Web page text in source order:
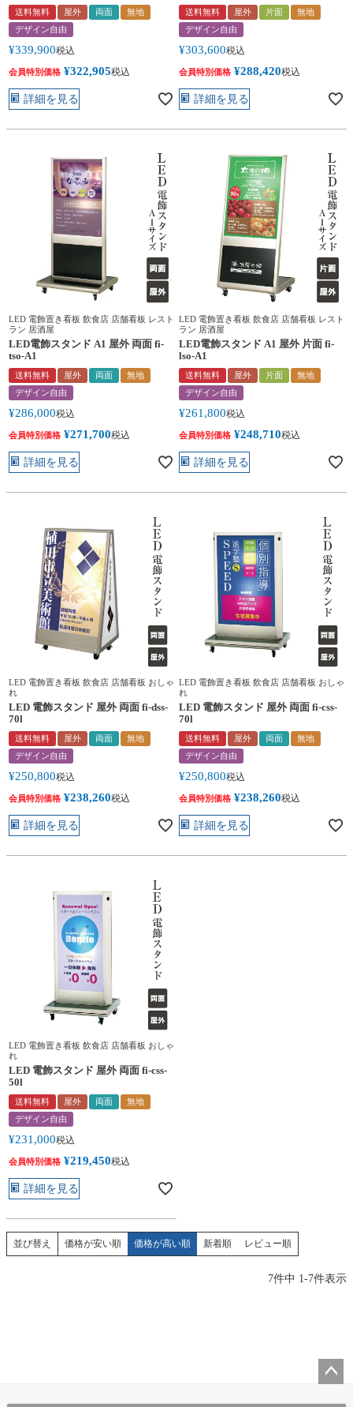
送料無料 屋外 両面
無地
デザイン自由
¥339,900税込
会員特別価格 ¥322,905税込
詳細を見る
送料無料 屋外 片面
無地
デザイン自由
¥303,600税込
会員特別価格 ¥288,420税込
詳細を見る
LED 電飾置き看板 飲食店 店舗看板 レスト
ラン 居酒屋
LED電飾スタンド A1 屋外 両面 fi-
tso-A1
送料無料 屋外 両面
無地
デザイン自由
¥286,000税込
会員特別価格 ¥271,700税込
詳細を見る
LED 電飾置き看板 飲食店 店舗看板 レスト
ラン 居酒屋
LED電飾スタンド A1 屋外 片面 fi-
lso-A1
送料無料 屋外 片面
無地
デザイン自由
¥261,800税込
会員特別価格 ¥248,710税込
詳細を見る
LED 電飾置き看板 飲食店 店舗看板 おしゃ
れ
LED 電飾スタンド 屋外 両面 fi-dss-
70l
送料無料 屋外 両面
無地
デザイン自由
¥250,800税込
会員特別価格 ¥238,260税込
詳細を見る
LED 電飾置き看板 飲食店 店舗看板 おしゃ
れ
LED 電飾スタンド 屋外 両面 fi-css-
70l
送料無料 屋外 両面
無地
デザイン自由
¥250,800税込
会員特別価格 ¥238,260税込
詳細を見る
LED 電飾置き看板 飲食店 店舗看板 おしゃ
れ
LED 電飾スタンド 屋外 両面 fi-css-
50l
送料無料 屋外 両面
無地
デザイン自由
¥231,000税込
会員特別価格 ¥219,450税込
詳細を見る
並び替え 価格が安い順 価格が高い順 新着順 レビュー順
7件中 1 -7件表示